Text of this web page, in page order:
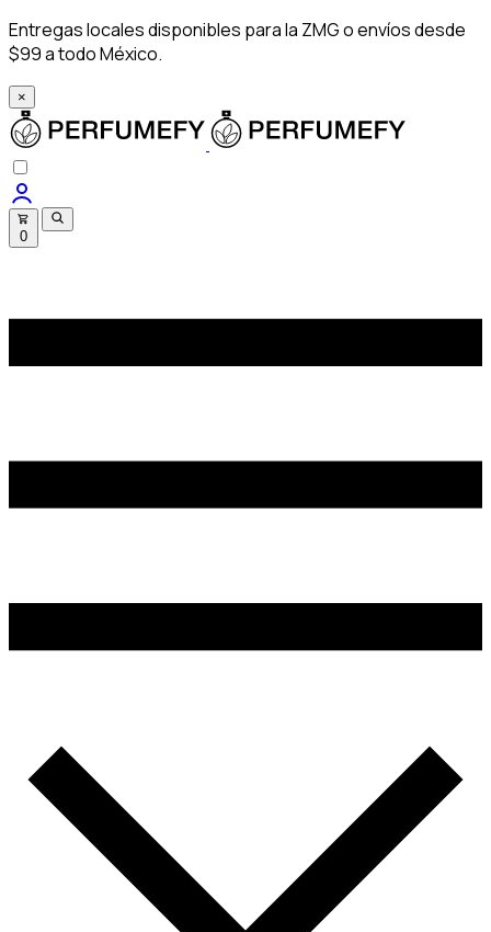
Entregas locales disponibles para la ZMG o envíos desde
$99 a todo México.
×
0